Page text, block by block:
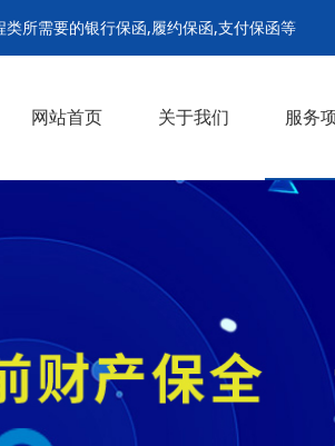
所需要的银行保函,履约保函,支付保函等
网站首页 关于我们 服务
诉前财
诉中财
解封担
继续执
支付担
履约保
预付款
招投标
农民工